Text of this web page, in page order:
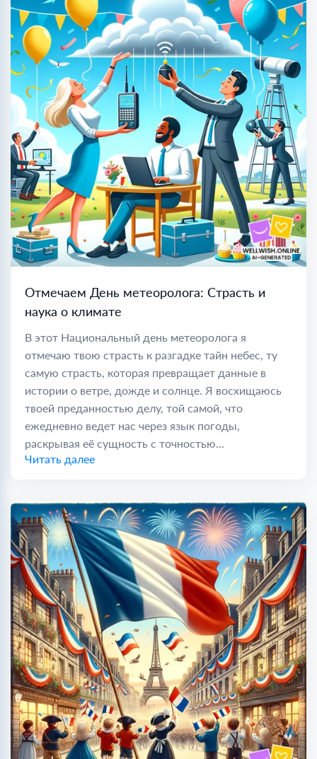
Отмечаем День метеоролога: Страсть и
наука о климате
В этот Национальный день метеоролога я
отмечаю твою страсть к разгадке тайн небес, ту
самую страсть, которая превращает данные в
истории о ветре, дожде и солнце. Я восхищаюсь
твоей преданностью делу, той самой, что
ежедневно ведет нас через язык погоды,
раскрывая её сущность с точностью...
Читать далее